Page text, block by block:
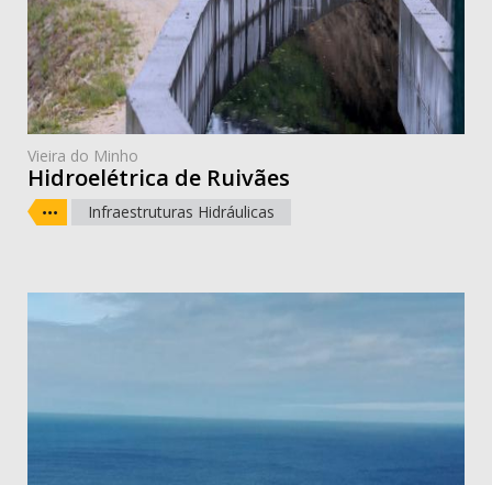
Vieira do Minho
Hidroelétrica de Ruivães
Infraestruturas Hidráulicas